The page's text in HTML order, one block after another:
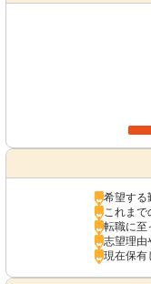
希望する
これまで
転職に至
志望理由
現在保有